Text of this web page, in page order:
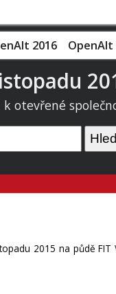
2016 OpenAlt
otevřené
2015 na půdě FIT